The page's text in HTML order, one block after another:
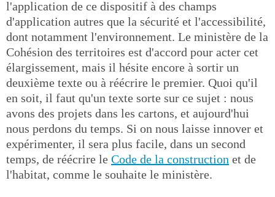
l'application de ce dispositif à des champs
d'application autres que la sécurité et l'accessibilité,
dont notamment l'environnement. Le ministère de la
Cohésion des territoires est d'accord pour acter cet
élargissement, mais il hésite encore à sortir un
deuxième texte ou à réécrire le premier. Quoi qu'il
en soit, il faut qu'un texte sorte sur ce sujet : nous
avons des projets dans les cartons, et aujourd'hui
nous perdons du temps. Si on nous laisse innover et
expérimenter, il sera plus facile, dans un second
temps, de réécrire le Code de la construction et de
l'habitat, comme le souhaite le ministère.